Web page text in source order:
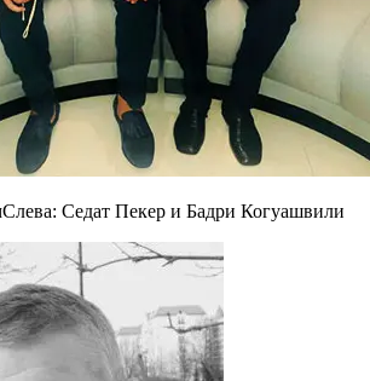
Седат Пекер и Бадри Когуашвили